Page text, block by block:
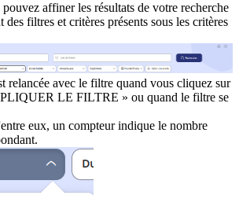
affiner les résultats de votre recherche
des filtres et critères présents sous les critères
relancée avec le filtre quand vous cliquez sur
LE FILTRE » ou quand le filtre se
eux, un compteur indique le nombre